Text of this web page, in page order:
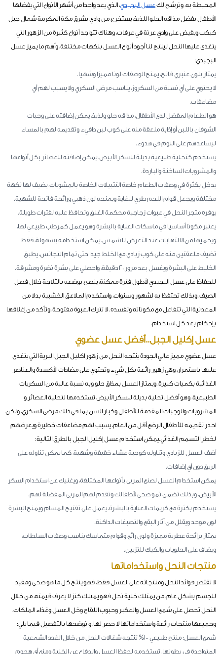
المحيطة به، ونرشح لك عسل البجيدي، الذي يعد واحدا من أشهر الأنواع التي يفضلها
الأطفال بفضل مذاقه الحلو اللذيذ، يستخرج من وادي بشرق مكة المكرمة شمال جبل
كبكب ويفيض على وادي عرنة في عرفات، وهناك تتواجد أنواع كثيرة من الزهور التي
يتغذى عليها النحل لينتج لنا أجود أنواع العسل بنكهات مختلفة، وأهم ما يميز عسل
البجيدي:
يمتاز بلون عنبري فاتح، يمنح الوصفات لونا مميزا وشهيا.
لا يحتوي على أي نسبة من السكروز، يناسب مرضى السكري ولا يسبب لهم أي
مضاعفات.
هو الطعام المفضل لدى الأطفال، مذاقه حلو ولذيذ، يمكن إضافته على وجبات
الشوفان باللبن أو إذابة ملعقة منه على كوب لبن دافيء وتقديمه لهم بالمساء
ليساعدهم على النوم في هدوء.
يستخدم كتحلية طبيعية بديلة للسكر الأبيض، يمكن إضافته للعصائر بكل أنواعها
والمشروبات الساخنة والباردة.
يدخل بكثرة في وصفات الطعام خاصة التتبيلات الخاصة بالمشويات، يضيف لها نكهة
مختلفة ويجعل قوام اللحم طري للغاية ويمنحه لون ذهبي ورائحة فاتحة للشهية.
يوفره متجر النحل في عبوات زجاجية محكمة الغلق وتحافظ عليه لفترات طويلة.
يعتبر مكونا أساسيا في ماسكات العناية بالبشرة وهو يعمل كمرطب طبيعي لها،
ويحميها من الالتهابات عند التعرض للشمس، يمكن استخدامه بسهولة، فقط
تضيف ملعقتين منه على كوب زبادي مع الخلط جيدا حتى تمام التجانس، يطبق
الخليط على البشرة ويغسل بعد مرور 20 دقيقة، واحصلي على بشرة نضرة ومشرقة.
للحفاظ على عسل البجيدي لأطول فترة ممكنة، ينصح بوضعه بالثلاجة خلال فصل
الصيف، وبذلك تحتفظ به لشهور وسنوات، واستخدم الملاعق الخشبية بدلا من
المعدنية التي تتفاعل مع مكوناته وتفسده. لا تترك العبوة مفتوحة، وتأكد من إغلاقها
بإحكام بعد كل استخدام.
عسل إكليل الجبل..أفضل عسل عضوي
عسل عضوي مميز عالي الجودة ينتجه النحل من زهور اكليل الجبل البرية التي يتغذى
عليها باستمرار، وهي زهور رائعة بكل شيء وتحتوي على مضادات الأكسدة والعناصر
الغذائية بكميات كبيرة، ويمتاز العسل بمذاق حلو وبه نسبة عالية من السكريات
الطبيعية، وهو أفضل تحلية بديلة للسكر الأبيض تستخدمها لتحلية العصائر و
المشروبات والوجبات المقدمة للأطفال وكبار السن بما في ذلك مرضى السكري، ولكن
احذر تقديمه للأطفال الرضع أقل من العام، يسبب لهم مضاعفات خطيرة ويعرضهم
لخطر التسمم الغذائي.يمكن استخدام عسل إكليل الجبل بالطرق التالية:
أضف العسل للزبادي وتناوله كوجبة عشاء خفيفة وشهية، كما يمكن تناوله على
الريق دون أي إضافات.
يمكن استخدام العسل لصنع المربى بأنواعها المختلفة، ويغنيك عن استخدام السكر
الأبيض، وبذلك تضمن نمو صحي لأطفالك وتقدم لهم المربى المفضلة لهم.
يستخدم بكثرة مع كريمات العناية بالبشرة، يعمل على تفتيح المسام ويمنح البشرة
لون موحد ويقلل من آثار البقع والتصبغات الداكنة.
يمتاز برائحة عطرية مميزة ولون رائع وقوام متماسك يناسب وصفات السلطات،
ويضاف على الحلويات والكيك للتزيين.
منتجات النحل واستخداماتها
لا تقتصر فوائد النحل ومنتجاته على العسل فقط، فهو ينتج كل ما هو صحي ومفيد
للجسم بشكل عام، من يمتلك خلية نحل فهو يمتلك كنز لا يعرف قيمته، من خلال
النحل تحصل على شمع العسل والعكبر وحبوب اللقاح وخل العسل وغذاء الملكات،
وجميعها منتجات رائعة واستخداماتها لا حصر لها، و نوضحها بالتفصيل فيما يلي:
شمع العسل: منتج طبيعي 100% تنتجه شغالات النحل من خلال الغدد الشمعية
المتواجدة في بطونها، تستخدمه لحفظ العسل والدفاع عن الخلية ومنع أي هجوم